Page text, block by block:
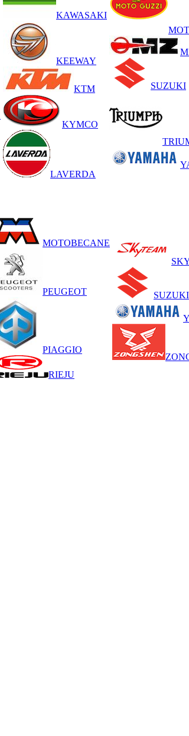
KAWASAKI
KEEWAY
KTM
KYMCO
LAVERDA
SUZUKI
MOTOBECANE
PEUGEOT
PIAGGIO
RIEJU
SUZUKI